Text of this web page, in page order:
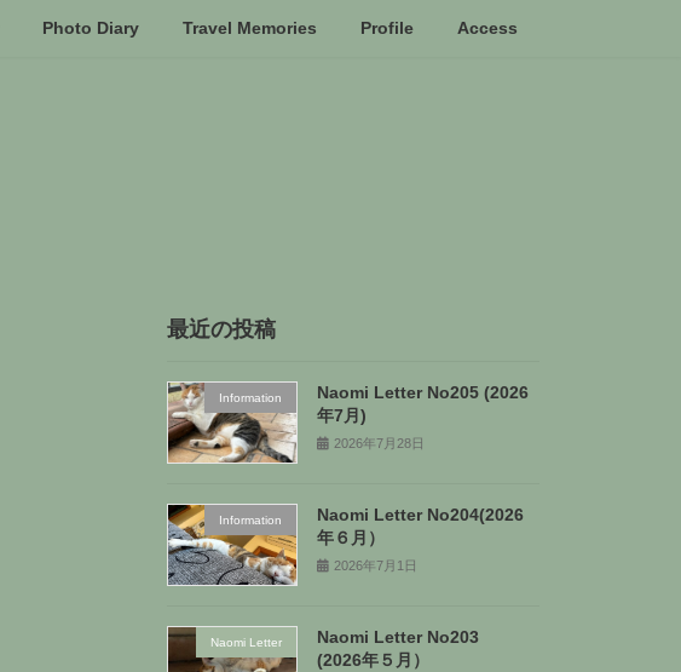
Photo Diary Travel Memories Profile Access
最近の投稿
Information
Naomi Letter No205 (2026
年7月)
2026年7月28日
Information
Naomi Letter No204(2026
年６月）
2026年7月1日
Naomi Letter
Naomi Letter No203
(2026年５月）